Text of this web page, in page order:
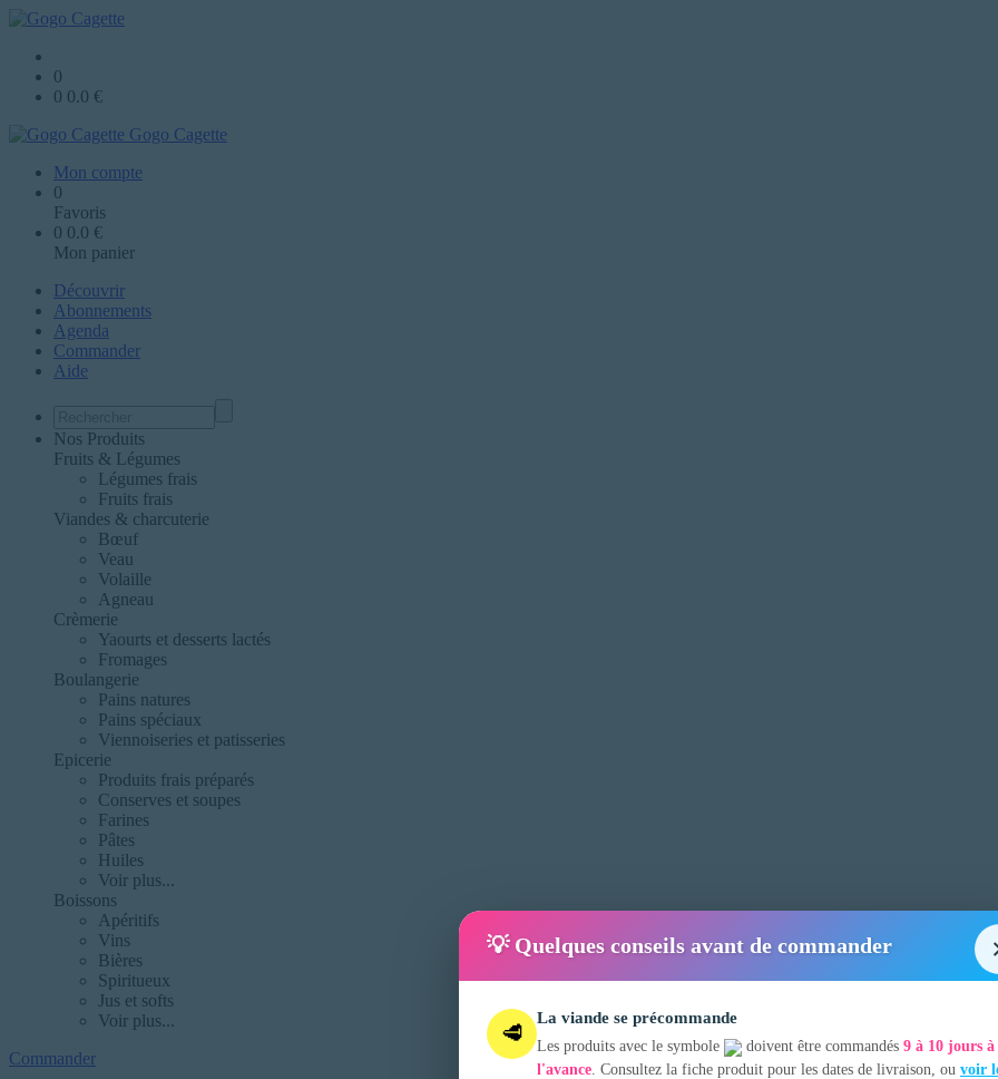
0
0 0.0 €
Gogo Cagette
Mon compte
0
Favoris
0 0.0 €
Mon panier
Découvrir
Abonnements
Agenda
Commander
Aide
Nos Produits
Fruits & Légumes
Légumes frais
Fruits frais
Viandes & charcuterie
Bœuf
Veau
Volaille
Agneau
Crèmerie
Yaourts et desserts lactés
Fromages
Boulangerie
Pains natures
Pains spéciaux
Viennoiseries et patisseries
Epicerie
Produits frais préparés
Conserves et soupes
Farines
Pâtes
Huiles
Voir plus...
Boissons
Apéritifs
Vins
Bières
Spiritueux
Jus et softs
Voir plus...
Commander
💡 Quelques conseils avant de commander
🥩
La viande se précommande
Les produits avec le symbole doivent être commandés 9 à 10 jours à
l'avance. Consultez la fiche produit pour les dates de livraison, ou voir